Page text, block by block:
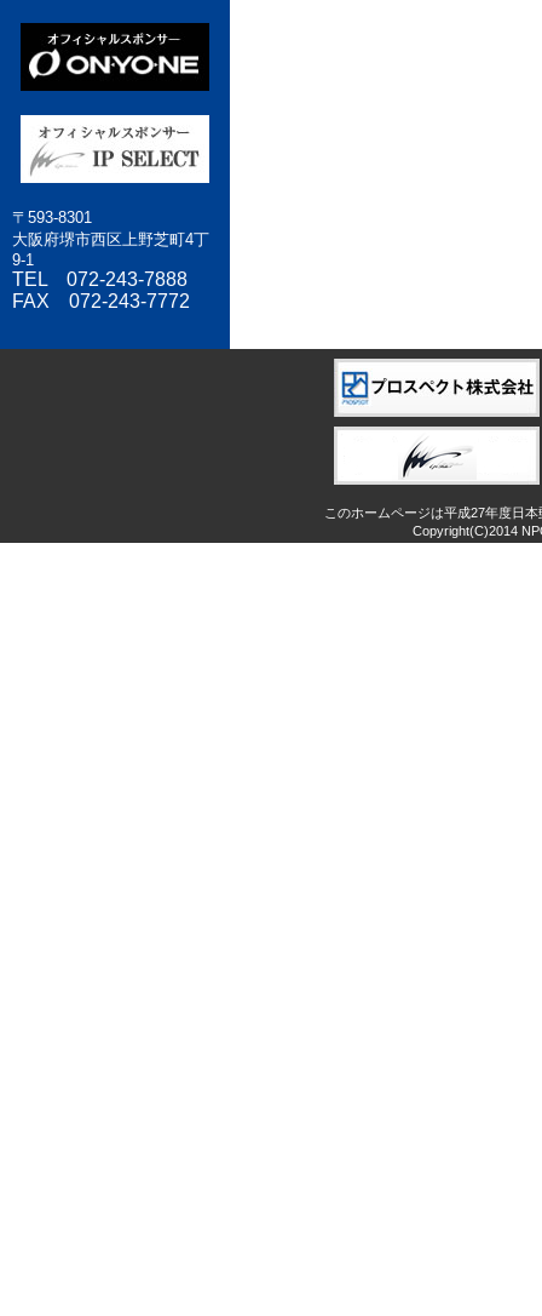
〒593-8301
大阪府堺市西区上野芝町4丁
9-1
TEL 072-243-7888
FAX 072-243-7772
このホームページは平成27年度日
Copyright(C)2014